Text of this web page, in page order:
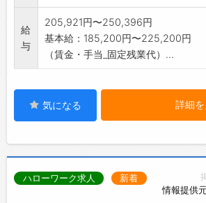
給
与
205,921円〜250,396円
基本給：185,200円〜225,200円
（賃金・手当_固定残業代）...
気になる 詳細
情報提供
ハローワーク求人 新着